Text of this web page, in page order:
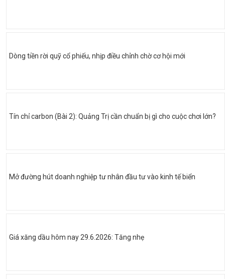
Dòng tiền rời quỹ cổ phiếu, nhịp điều chỉnh chờ cơ hội mới
Tín chỉ carbon (Bài 2): Quảng Trị cần chuẩn bị gì cho cuộc chơi lớn?
Mở đường hút doanh nghiệp tư nhân đầu tư vào kinh tế biển
Giá xăng dầu hôm nay 29.6.2026: Tăng nhẹ